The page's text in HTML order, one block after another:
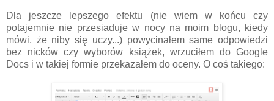
Dla jeszcze lepszego efektu (nie wiem w końcu czy
potajemnie nie przesiaduje w nocy na moim blogu, kiedy
mówi, że niby się uczy...) powycinałem same odpowiedzi
bez nicków czy wyborów książek, wrzuciłem do Google
Docs i w takiej formie przekazałem do oceny. O coś takiego: